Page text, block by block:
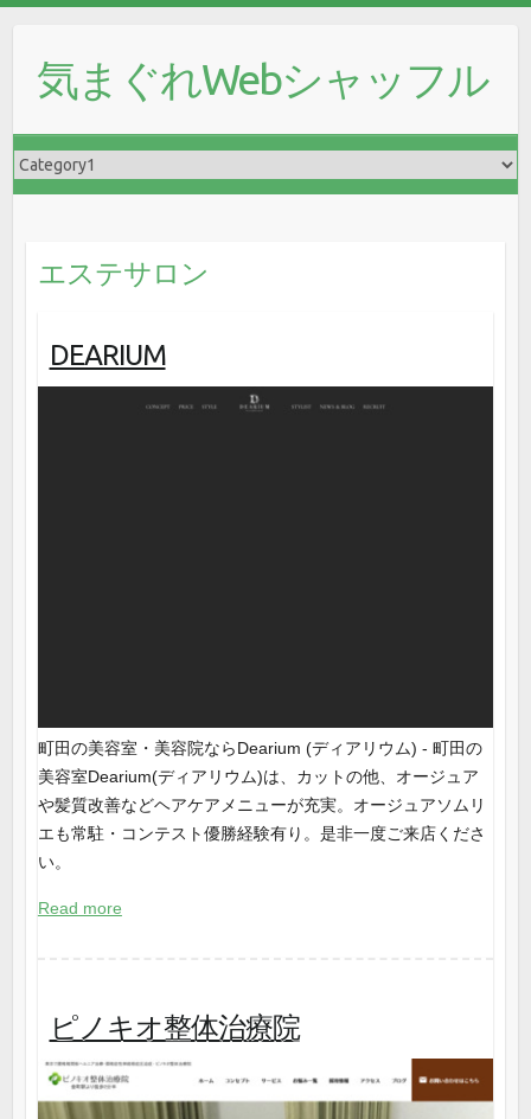
気まぐれWebシャッフル
エステサロン
DEARIUM
町田の美容室・美容院ならDearium (ディアリウム) - 町田の
美容室Dearium(ディアリウム)は、カットの他、オージュア
や髪質改善などヘアケアメニューが充実。オージュアソムリ
エも常駐・コンテスト優勝経験有り。是非一度ご来店くださ
い。
Read more
ピノキオ整体治療院